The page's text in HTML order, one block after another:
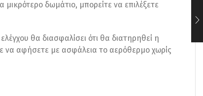
δωμάτιο, μπορείτε να επιλέξετε
θα διασφαλίσει ότι θα διατηρηθεί η
να αφήσετε με ασφάλεια το αερόθερμο χωρίς